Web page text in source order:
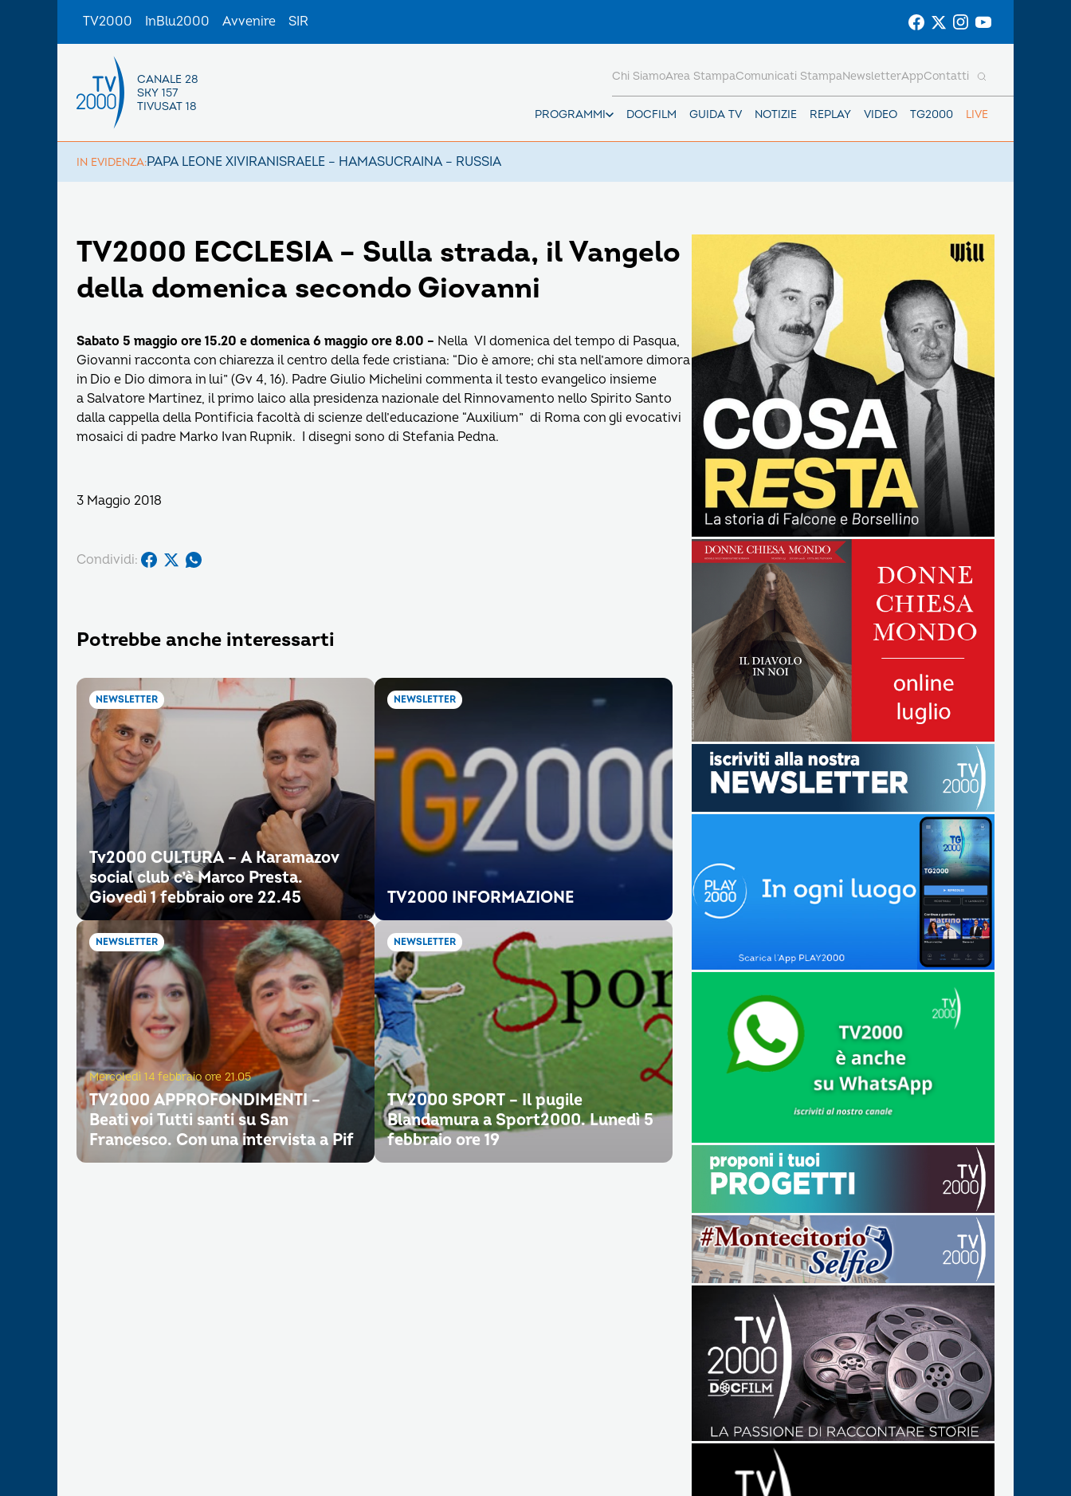
TV2000 InBlu2000 Avvenire SIR
CANALE 28
SKY 157
TIVUSAT 18
PROGRAMMI DOCFILM GUIDA TV NOTIZIE REPLAY VIDEO TG2000 LIVE
Chi SiamoArea StampaComunicati StampaNewsletterAppContatti
IN EVIDENZA:PAPA LEONE XIVIRANISRAELE – HAMASUCRAINA – RUSSIA
TV2000 ECCLESIA – Sulla strada, il Vangelo
della domenica secondo Giovanni
Sabato 5 maggio ore 15.20 e domenica 6 maggio ore 8.00 – Nella VI domenica del tempo di Pasqua,
Giovanni racconta con chiarezza il centro della fede cristiana: “Dio è amore; chi sta nell’amore dimora
in Dio e Dio dimora in lui” (Gv 4, 16). Padre Giulio Michelini commenta il testo evangelico insieme
a Salvatore Martinez, il primo laico alla presidenza nazionale del Rinnovamento nello Spirito Santo
dalla cappella della Pontificia facoltà di scienze dell’educazione “Auxilium” di Roma con gli evocativi
mosaici di padre Marko Ivan Rupnik. I disegni sono di Stefania Pedna.
3 Maggio 2018
Condividi:
Potrebbe anche interessarti
NEWSLETTER
Tv2000 CULTURA – A Karamazov
social club c’è Marco Presta.
Giovedì 1 febbraio ore 22.45
NEWSLETTER
TV2000 INFORMAZIONE
NEWSLETTER
Mercoledì 14 febbraio ore 21.05
TV2000 APPROFONDIMENTI –
Beati voi Tutti santi su San
Francesco. Con una intervista a Pif
NEWSLETTER
TV2000 SPORT – Il pugile
Blandamura a Sport2000. Lunedì 5
febbraio ore 19